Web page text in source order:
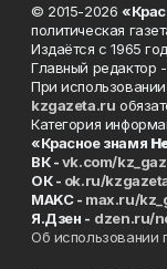
© 2015-2026
политическая
Издаётся с 1965
Главный редактор
При
kzgazeta.ru
Категория
«Красное знамя
ВК -vk.com/
ОК - ok.ru/
MAKC - max.ru/
Я.Дзен - dzen.ru/
Об использовании